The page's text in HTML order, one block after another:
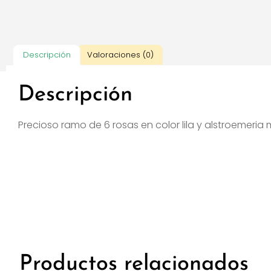
Descripción Valoraciones (0)
Descripción
Precioso ramo de 6 rosas en color lila y alstroemeria
Productos relacionados